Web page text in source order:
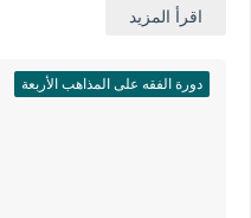
اقرأ المزيد
دورة الفقه على المذاهب الأربعة